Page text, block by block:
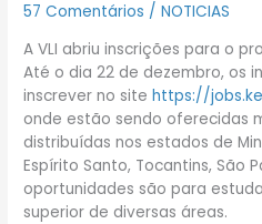
57 Comentários /NOTICIAS
A VLI abriu inscrições para o
Até o dia 22 de dezembro, os
inscrever no sitehttps://
onde estão sendo oferecidas
distribuídas nos estados de
Espírito Santo, Tocantins, São
oportunidades são para
superior de diversas áreas.